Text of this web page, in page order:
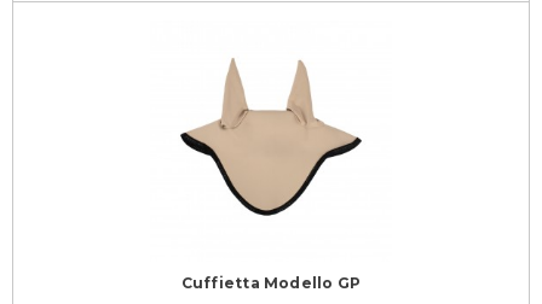
Cuffietta Modello GP